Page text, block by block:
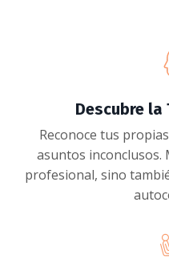
Descubre
Reconoce tus
asuntos inconclusos.
profesional, sino